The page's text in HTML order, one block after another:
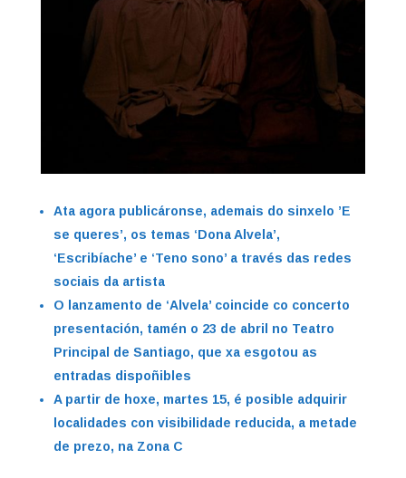
Ata agora publicáronse, ademais do sinxelo ’E
se queres’, os temas ‘Dona Alvela’,
‘Escribíache’ e ‘Teno sono’ a través das redes
sociais da artista
O lanzamento de ‘Alvela’ coincide co concerto
presentación, tamén o 23 de abril no Teatro
Principal de Santiago, que xa esgotou as
entradas dispoñibles
A partir de hoxe, martes 15, é posible adquirir
localidades con visibilidade reducida, a metade
de prezo, na Zona C